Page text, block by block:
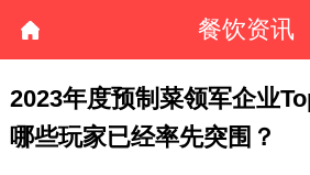
餐饮资讯
2023年度预制菜领军企业
哪些玩家已经率先突围？